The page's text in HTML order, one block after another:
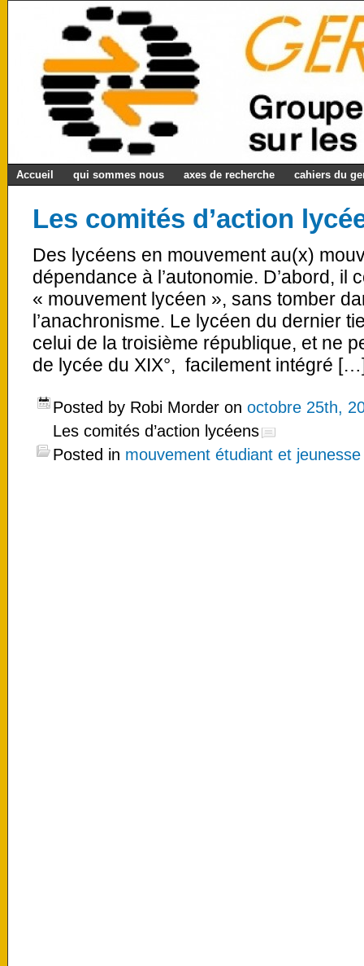
Accueil qui sommes nous axes de recherche cahiers du
Les comités d’action
Des lycéens en mouvement au(x)
dépendance à l’autonomie. D’abord, il
« mouvement lycéen », sans tomber
l’anachronisme. Le lycéen du dernier
celui de la troisième république, et ne
de lycée du XIX°, facilement intégré
Posted by Robi Morder on octobre 25th,
Les comités d’action lycéens
Posted in mouvement étudiant et jeunesse